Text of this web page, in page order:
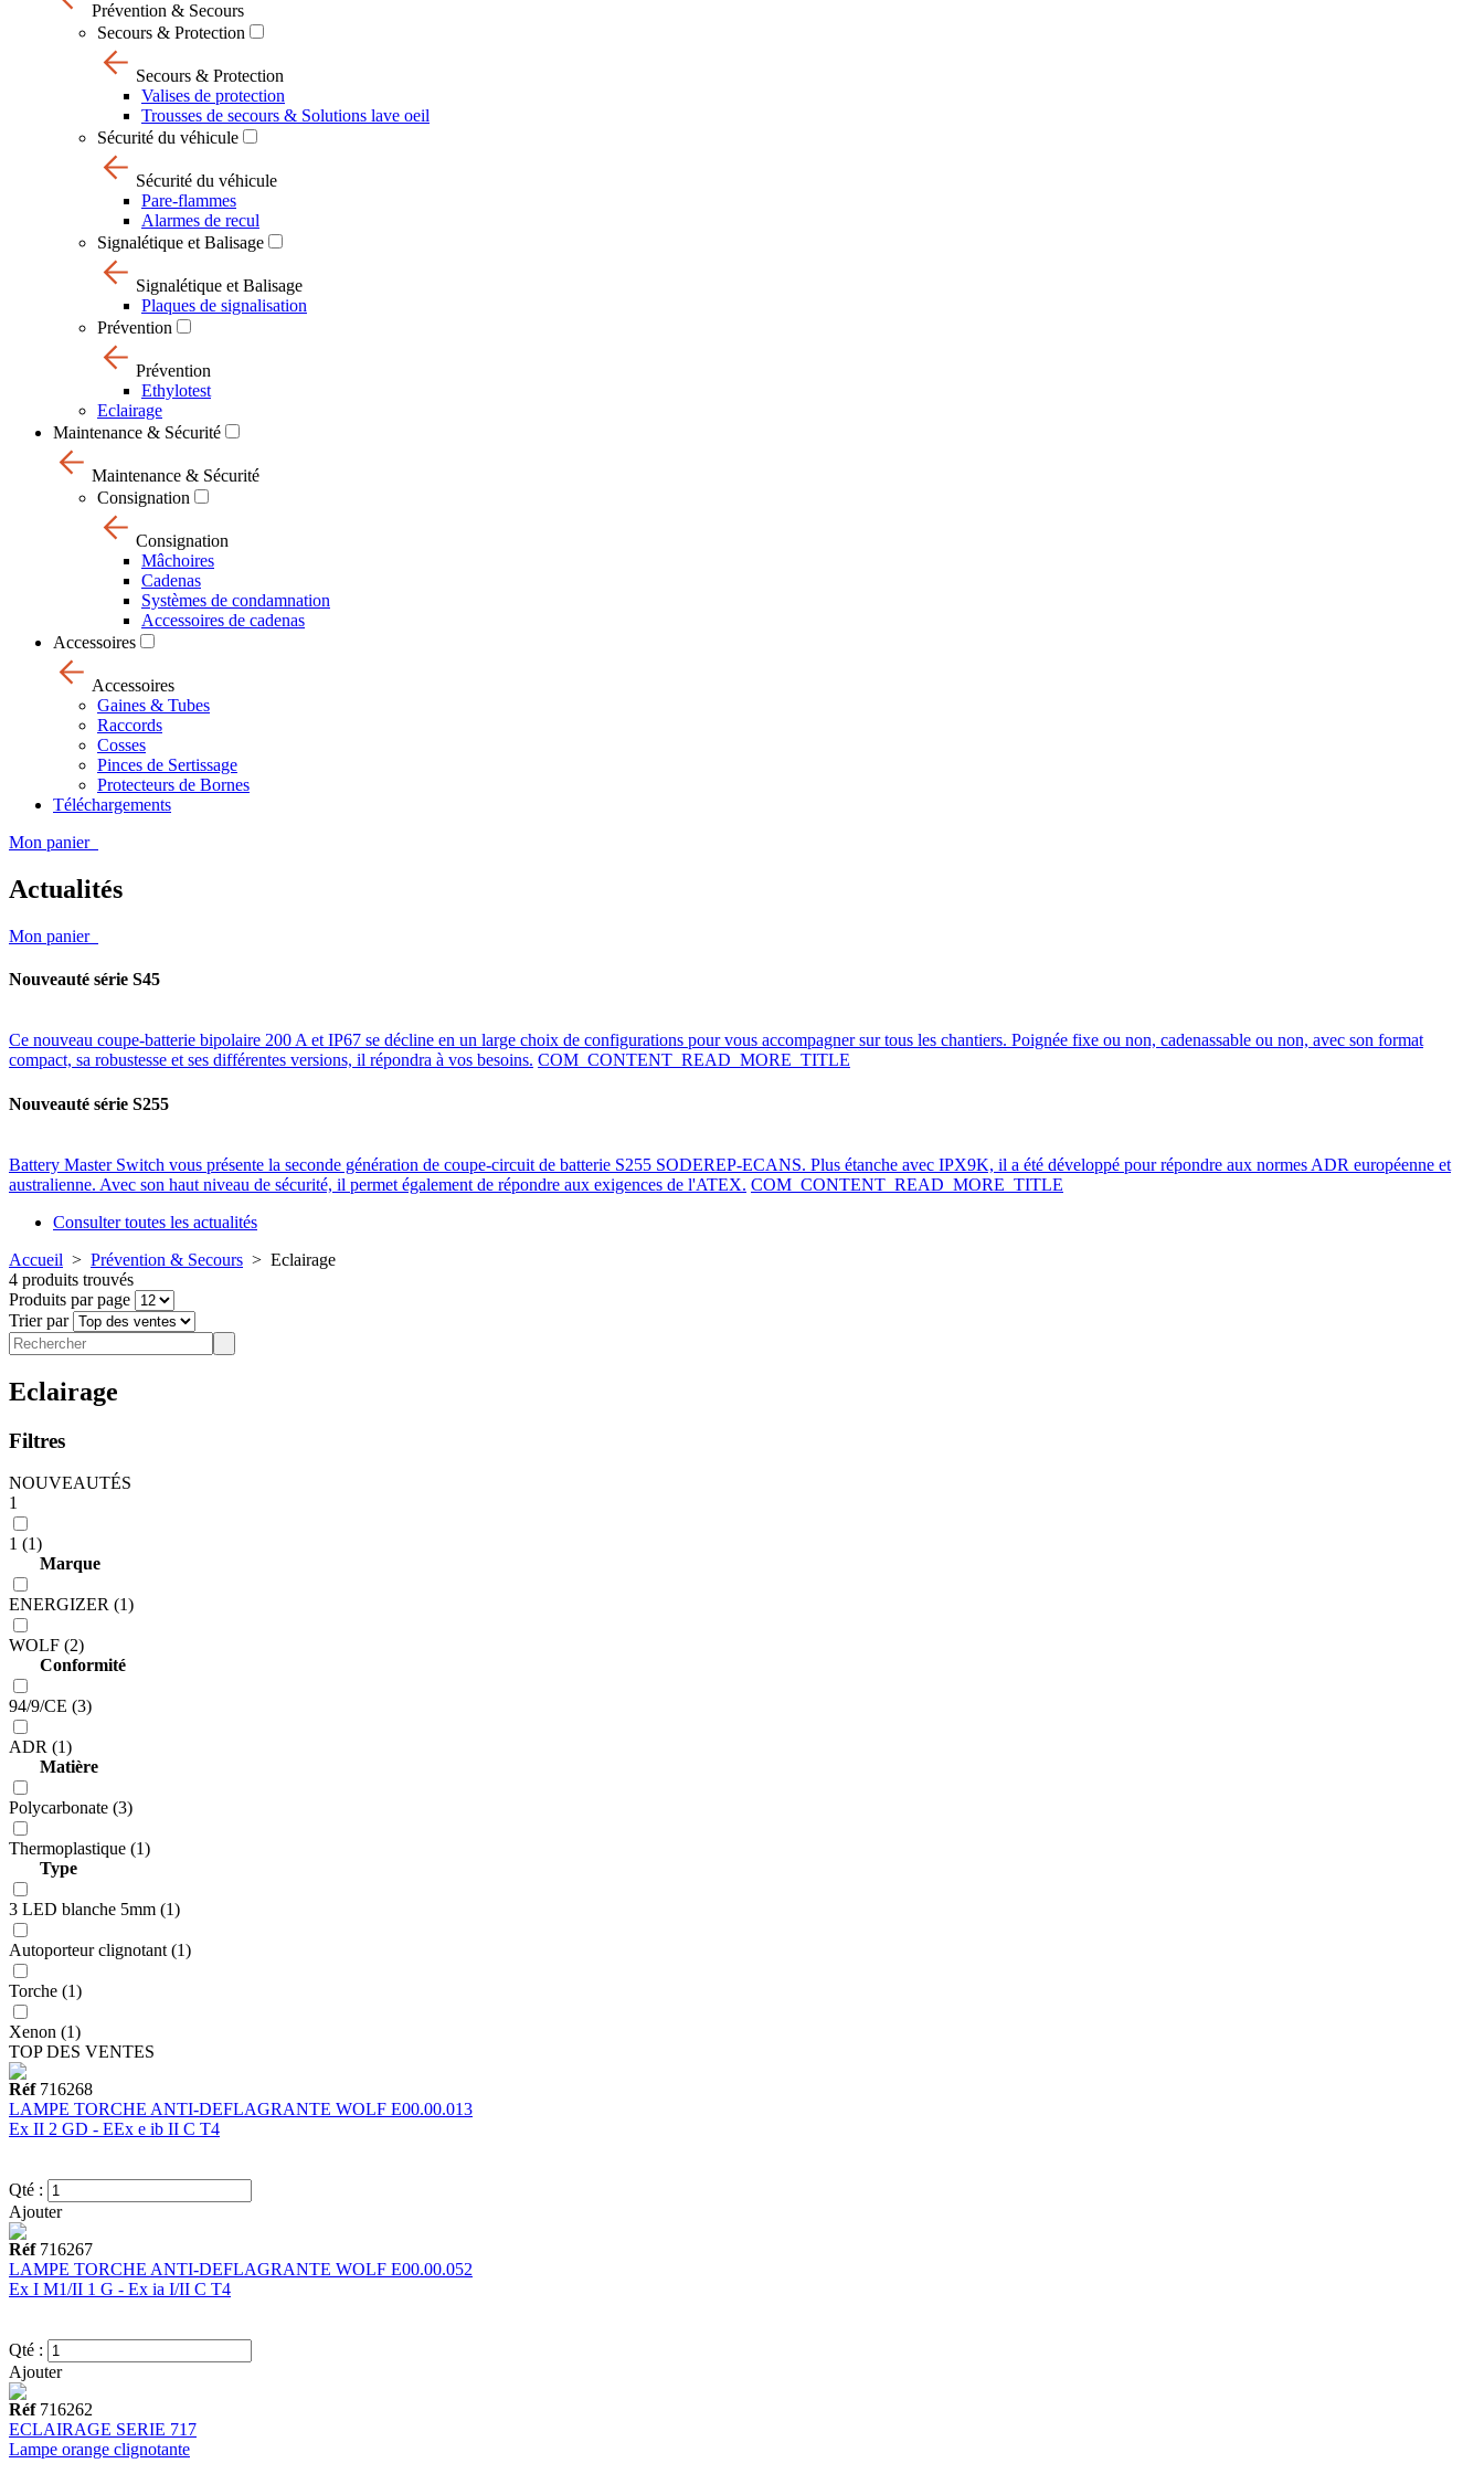
Prévention & Secours
Secours & Protection
Secours & Protection
Valises de protection
Trousses de secours & Solutions lave oeil
Sécurité du véhicule
Sécurité du véhicule
Pare-flammes
Alarmes de recul
Signalétique et Balisage
Signalétique et Balisage
Plaques de signalisation
Prévention
Prévention
Ethylotest
Eclairage
Maintenance & Sécurité
Maintenance & Sécurité
Consignation
Consignation
Mâchoires
Cadenas
Systèmes de condamnation
Accessoires de cadenas
Accessoires
Accessoires
Gaines & Tubes
Raccords
Cosses
Pinces de Sertissage
Protecteurs de Bornes
Téléchargements
Mon panier
Actualités
Mon panier
Nouveauté série S45
Ce nouveau coupe-batterie bipolaire 200 A et IP67 se décline en un large choix de configurations pour vous accompagner sur tous les chantiers. Poignée fixe ou non, cadenassable ou non, avec son format
compact, sa robustesse et ses différentes versions, il répondra à vos besoins. COM_CONTENT_READ_MORE_TITLE
Nouveauté série S255
Battery Master Switch vous présente la seconde génération de coupe-circuit de batterie S255 SODEREP-ECANS. Plus étanche avec IPX9K, il a été développé pour répondre aux normes ADR européenne et
australienne. Avec son haut niveau de sécurité, il permet également de répondre aux exigences de l'ATEX. COM_CONTENT_READ_MORE_TITLE
Consulter toutes les actualités
Accueil > Prévention & Secours > Eclairage
4 produits trouvés
Produits par page
Trier par
Eclairage
Filtres
NOUVEAUTÉS
1
1 (1)
Marque
ENERGIZER (1)
WOLF (2)
Conformité
94/9/CE (3)
ADR (1)
Matière
Polycarbonate (3)
Thermoplastique (1)
Type
3 LED blanche 5mm (1)
Autoporteur clignotant (1)
Torche (1)
Xenon (1)
TOP DES VENTES
Réf716268
LAMPE TORCHE ANTI-DEFLAGRANTE WOLF E00.00.013
Ex II 2 GD - EEx e ib II C T4
Qté :
Ajouter
Réf716267
LAMPE TORCHE ANTI-DEFLAGRANTE WOLF E00.00.052
Ex I M1/II 1 G - Ex ia I/II C T4
Qté :
Ajouter
Réf716262
ECLAIRAGE SERIE 717
Lampe orange clignotante